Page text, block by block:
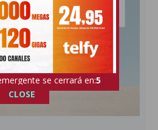
se cerrará en:3
CLOSE